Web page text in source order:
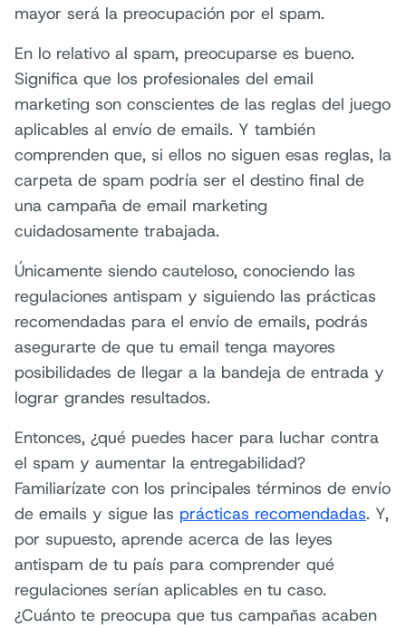
mayor será la preocupación por el spam.
En lo relativo al spam, preocuparse es bueno.
Significa que los profesionales del email
marketing son conscientes de las reglas del juego
aplicables al envío de emails. Y también
comprenden que, si ellos no siguen esas reglas, la
carpeta de spam podría ser el destino final de
una campaña de email marketing
cuidadosamente trabajada.
Únicamente siendo cauteloso, conociendo las
regulaciones antispam y siguiendo las prácticas
recomendadas para el envío de emails, podrás
asegurarte de que tu email tenga mayores
posibilidades de llegar a la bandeja de entrada y
lograr grandes resultados.
Entonces, ¿qué puedes hacer para luchar contra
el spam y aumentar la entregabilidad?
Familiarízate con los principales términos de envío
de emails y sigue las prácticas recomendadas. Y,
por supuesto, aprende acerca de las leyes
antispam de tu país para comprender qué
regulaciones serían aplicables en tu caso.
¿Cuánto te preocupa que tus campañas acaben